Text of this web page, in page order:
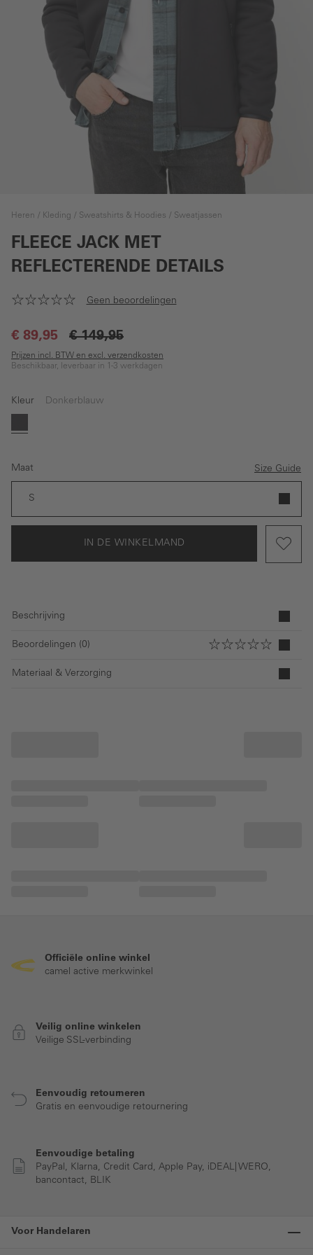
Heren Kleding Sweatshirts & Hoodies Sweatjassen
FLEECE JACK MET
REFLECTERENDE DETAILS
Geen beoordelingen
€ 89,95 € 149,95
Prijzen incl. BTW en excl. verzendkosten
Beschikbaar, leverbaar in 1-3 werkdagen
Kleur Donkerblauw
Donkerblauw
Maat Size Guide
S
IN DE WINKELMAND
Beschrijving
Beoordelingen (0)
Materiaal & Verzorging
Officiële online winkel
camel active merkwinkel
Veilig online winkelen
Veilige SSL-verbinding
Eenvoudig retourneren
Gratis en eenvoudige retournering
Eenvoudige betaling
PayPal, Klarna, Credit Card, Apple Pay, iDEAL| WERO,
bancontact, BLIK
Voor Handelaren